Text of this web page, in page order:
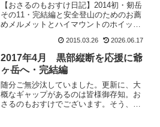
【おさるのもおすけ日記】2014初・剱岳
その11・完結編と安全登山のためのお薦
めメルメットとハイマウントのホイッス
2015.03.26 2026.06.17
2017年4月 黒部縦断を応援に爺
ヶ岳へ・完結編
随分ご無沙汰していました。更新に、大
概なギャップがあるのは皆様御存知。お
さるのもおすけでございます。そう、皆